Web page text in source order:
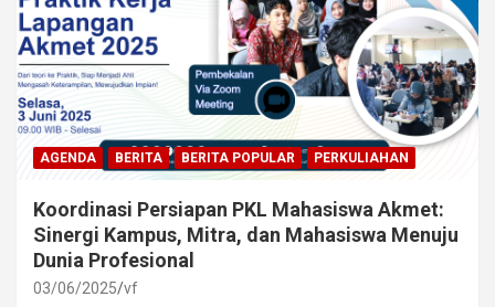
AGENDA BERITA BERITA POPULAR PERKULIAHAN
Koordinasi Persiapan PKL Mahasiswa Akmet:
Sinergi Kampus, Mitra, dan Mahasiswa Menuju
Dunia Profesional
03/06/2025 vf